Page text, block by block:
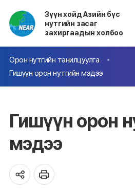
Зүүн хойд Азийн бүс
нутгийн засаг
захиргаадын холбоо
Орон нутгийн танилцуулга
Гишүүн орон нутгийн мэдээ
Гишүүн орон
мэдээ